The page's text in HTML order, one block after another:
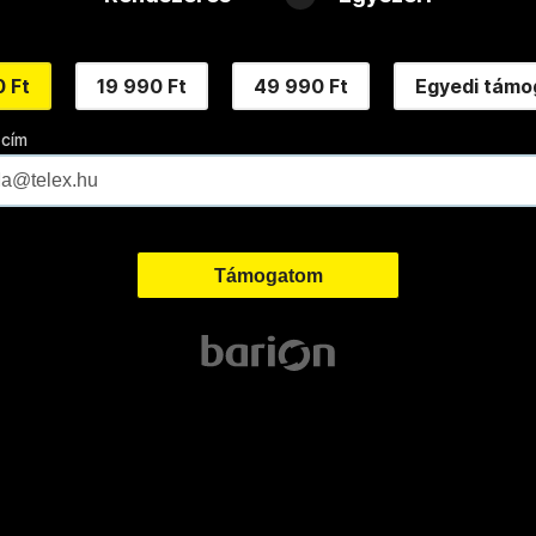
Ft 19 990 Ft 49 990 Ft Egyedi